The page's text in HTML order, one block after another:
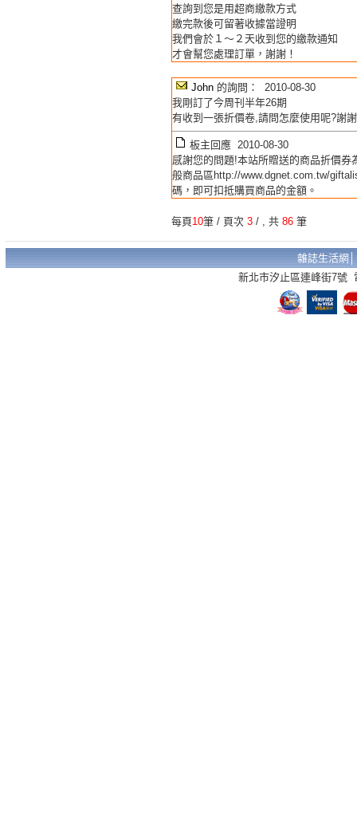
查詢到您是用超商繳款方式
繳完款後可留著收據當證明
我們會於１～２天收到您的繳款通知
才會幫您處理訂單，謝謝！
John 的詢問： 2010-08-30
我剛訂了今周刊半年26期
有收到一張折價卷,請問怎麼使用呢?謝謝
板主回應 2010-08-30
感謝您的問題!本站所贈送的商品折價
般商品區http://www.dgnet.com.tw/
碼，即可扣抵購買商品的金額。
每頁10筆 / 頁次 3 / , 共 86 筆
雜誌生活網
新北市汐止區連峰街7號